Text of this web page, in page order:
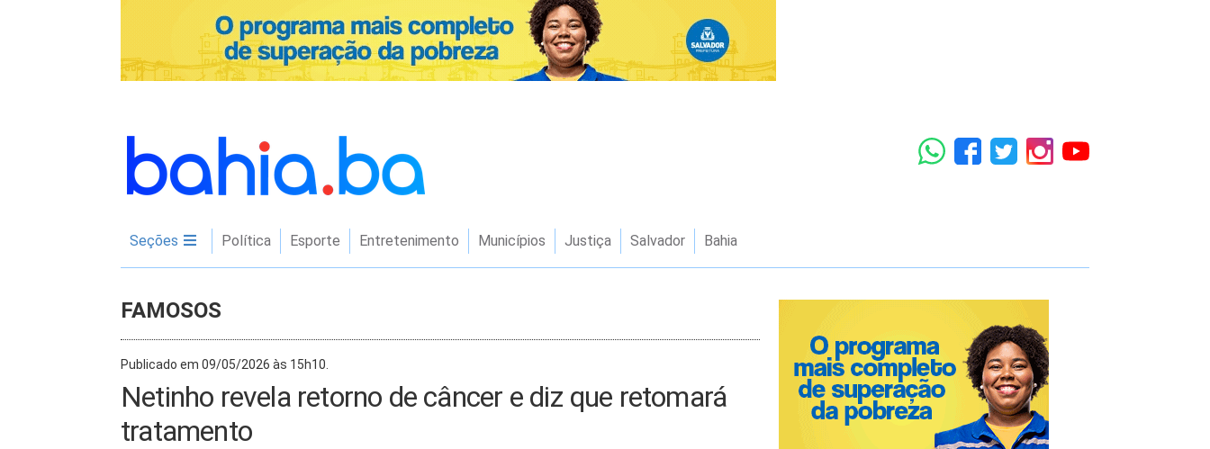
Seções Política Esporte Entretenimento Municípios Justiça Salvador Bahia
FAMOSOS
Publicado em 09/05/2026 às 15h10.
Netinho revela retorno de câncer e diz que retomará
tratamento